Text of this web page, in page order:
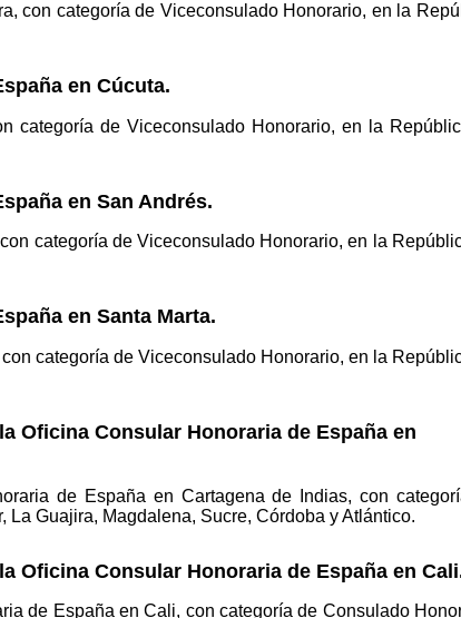
con categoría de Viceconsulado Honorario, en la
en Cúcuta.
categoría de Viceconsulado Honorario, en la
en San Andrés.
categoría de Viceconsulado Honorario, en la
en Santa Marta.
categoría de Viceconsulado Honorario, en la
Consular Honoraria de España en
de España en Cartagena de Indias, con
Guajira, Magdalena, Sucre, Córdoba y Atlántico.
Consular Honoraria de España en
de España en Cali, con categoría de Consulado